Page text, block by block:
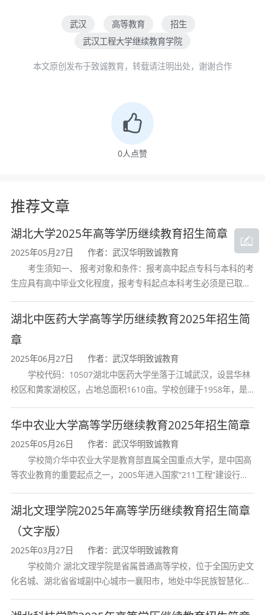
发的成人高等学历教育的毕业证书和学位证书，
教育函授本、专科，热忱欢迎广大考生报考武汉
1.遵守中华人民共和国宪法和法律，品德良
2.报考高中起点专科或高中起点本科的考生
应具有高中毕业文化程度或同等学力。
3.报考专科起点本科的考生必须是已取得经
教育部审定核准的国民教育系列高等学校或高等
教育自学考试机构颁发的专科或专科以上毕业证
书的人员。
特别提示:考生在报名时必须提供本人真实有效的
身份证、毕业证等证明材料，如因本人所提供的
身份证、毕业证等证明材料不实或虚假所造成的
后果，由考生本人负责。
报名时间
考生均须参加全国成人高等学校招生统一入学
考试，考试报名时间以各省级招生部门公布的报
考时间为准。
报名方式
湖北省考生登录湖北省教育考试院官网
(http://www.hbea.edu.cn)由本人在指定的报名
系统中进行报名。
省外(市、自治区)考生登录户籍所在地的省(市、
自治区)教育考试院指定的报名网站进行报名。
武汉 高等教育
招生
武汉工程大学继续教育学院
本文原创发布于致诚教育，转载请注明出处，谢谢合作
0人点赞
推荐文章
湖北大学2025年高等学历继续教育招生简章
2025年05月27日
作者：武汉华明致诚教育
考生须知一、 报考对象和条件：报考高中起点专科与本科的考
生应具有高中毕业文化程度，报考专科起点本科考生必须是已取得
构颁发的大学专科毕业证书的人
湖北中医药大学高等学历继续教育2025年招生简
章
2025年06月27日
作者：武汉华明致诚教育
学校代码：10507湖北中医药大学坐落于江城武汉，设昙华林
校区和黄家湖校区，占地总面积1610亩。学校创建于1958年，是
育和最早开办中医研究
华中农业大学高等学历继续教育2025年招生简章
2025年05月26日
作者：武汉华明致诚教育
学校简介华中农业大学是教育部直属全国重点大学，是中国高
等农业教育的重要起点之一，2005年进入国家“211工程”建设行
首轮“双一流”成效
湖北文理学院2025年高等学历继续教育招生简章
（文字版）
2025年03月27日
作者：武汉华明致诚教育
学校简介 湖北文理学院是省属普通高等学校，位于全国历史文
化名城、湖北省省域副中心城市一襄阳市，地处中华民族智慧化身
学校、全国普通